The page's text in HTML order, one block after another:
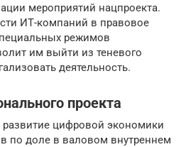
мероприятий нацпроекта.
ИТ-компаний в правовое
режимов
им выйти из теневого
деятельность.
проекта
развитие цифровой экономики
по доле в валовом внутреннем